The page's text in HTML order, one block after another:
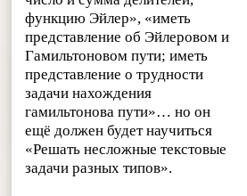
функцию Эйлер», «иметь
представление об Эйлеровом и
Гамильтоновом пути; иметь
представление о трудности
задачи нахождения
гамильтонова пути»… но он
ещё должен будет научиться
«Решать несложные текстовые
задачи разных типов».